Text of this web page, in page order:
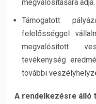
megvalósítására adja.
Támogatott
felelősséggel
megvalósított
tevékenység
további
A rendelkezésre